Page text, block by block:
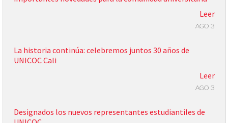
Leer
AGO 3
La historia continúa: celebremos juntos 30 años de
UNICOC Cali
Leer
AGO 3
Designados los nuevos representantes estudiantiles de